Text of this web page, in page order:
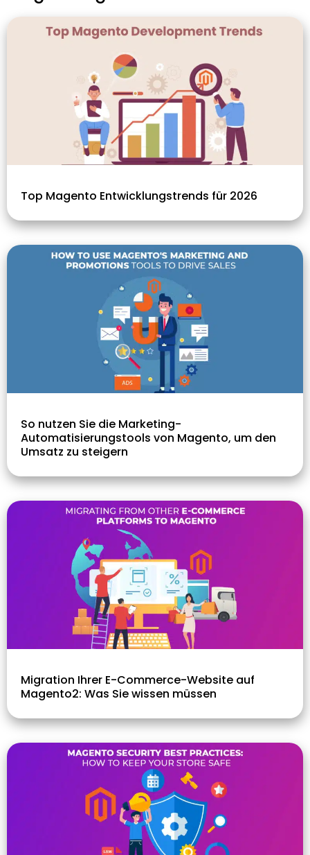
Top Magento Entwicklungstrends für 2026
So nutzen Sie die Marketing-
Automatisierungstools von Magento, um den
Umsatz zu steigern
Migration Ihrer E-Commerce-Website auf
Magento2: Was Sie wissen müssen